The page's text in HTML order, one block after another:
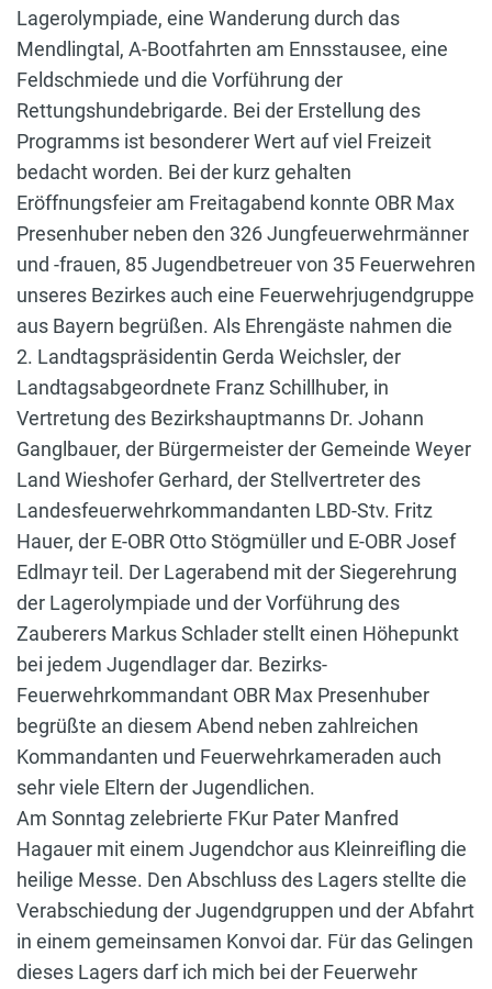
Lagerolympiade, eine Wanderung durch das
Mendlingtal, A-Bootfahrten am Ennsstausee, eine
Feldschmiede und die Vorführung der
Rettungshundebrigarde. Bei der Erstellung des
Programms ist besonderer Wert auf viel Freizeit
bedacht worden. Bei der kurz gehalten
Eröffnungsfeier am Freitagabend konnte OBR Max
Presenhuber neben den 326 Jungfeuerwehrmänner
und -frauen, 85 Jugendbetreuer von 35 Feuerwehren
unseres Bezirkes auch eine Feuerwehrjugendgruppe
aus Bayern begrüßen. Als Ehrengäste nahmen die
2. Landtagspräsidentin Gerda Weichsler, der
Landtagsabgeordnete Franz Schillhuber, in
Vertretung des Bezirkshauptmanns Dr. Johann
Ganglbauer, der Bürgermeister der Gemeinde Weyer
Land Wieshofer Gerhard, der Stellvertreter des
Landesfeuerwehrkommandanten LBD-Stv. Fritz
Hauer, der E-OBR Otto Stögmüller und E-OBR Josef
Edlmayr teil. Der Lagerabend mit der Siegerehrung
der Lagerolympiade und der Vorführung des
Zauberers Markus Schlader stellt einen Höhepunkt
bei jedem Jugendlager dar. Bezirks-
Feuerwehrkommandant OBR Max Presenhuber
begrüßte an diesem Abend neben zahlreichen
Kommandanten und Feuerwehrkameraden auch
sehr viele Eltern der Jugendlichen.
Am Sonntag zelebrierte FKur Pater Manfred
Hagauer mit einem Jugendchor aus Kleinreifling die
heilige Messe. Den Abschluss des Lagers stellte die
Verabschiedung der Jugendgruppen und der Abfahrt
in einem gemeinsamen Konvoi dar. Für das Gelingen
dieses Lagers darf ich mich bei der Feuerwehr